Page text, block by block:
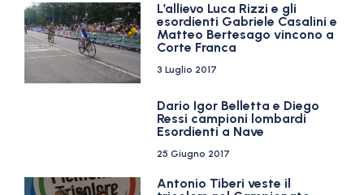
L’allievo Luca Rizzi e gli
esordienti Gabriele Casalini e
Matteo Bertesago vincono a
Corte Franca
3 Luglio 2017
Dario Igor Belletta e Diego
Ressi campioni lombardi
Esordienti a Nave
25 Giugno 2017
Antonio Tiberi veste il